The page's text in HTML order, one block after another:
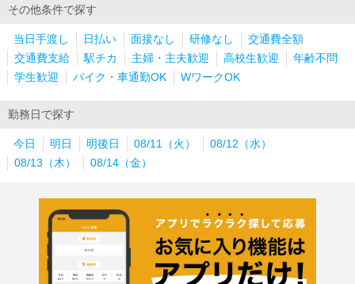
その他条件で探す
当日手渡し 日払い 面接なし 研修なし
交通費全額
交通費支給
駅チカ 主婦・主夫歓迎 高校生歓迎
年齢不問
学生歓迎
バイク・車通勤OK WワークOK
勤務日で探す
今日 明日 明後日 08/11（火）
08/12（水）
08/13（木）
08/14（金）